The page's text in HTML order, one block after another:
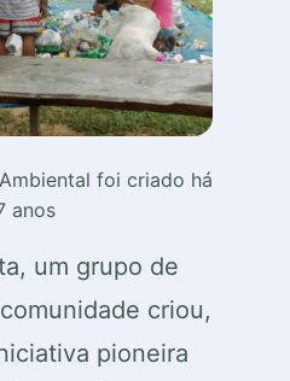
foi criado há
anos
um grupo de
criou,
pioneira